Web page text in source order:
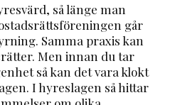
så länge man
går
Samma praxis kan
Men innan du tar
så kan det vara klokt
I hyreslagen så hittar